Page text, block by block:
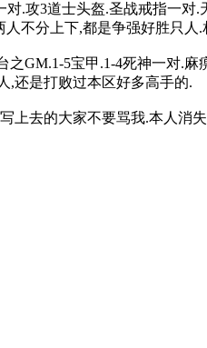
攻3道士头盔.圣战戒指一对
不分上下,都是争强好胜只人
5宝甲.1-4死神一对.
,还是打败过本区好多高手的.
去的大家不要骂我.本人消